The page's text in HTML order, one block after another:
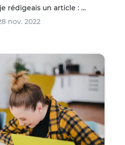
rédigeais un article :
bases d'une bonne
Aujourd'hui, je me
nov. 2022